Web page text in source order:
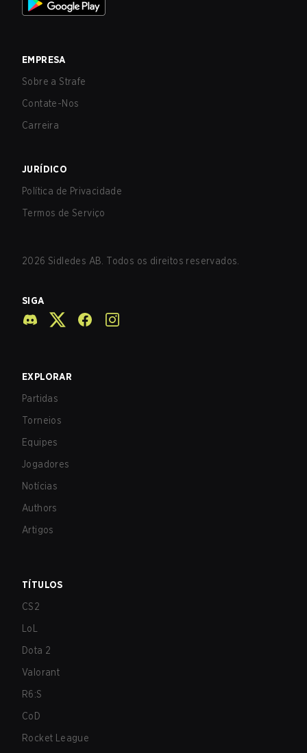
EMPRESA
Sobre a Strafe
Contate-Nos
Carreira
JURÍDICO
Política de Privacidade
Termos de Serviço
2026 Sidledes AB. Todos os direitos reservados.
SIGA
EXPLORAR
Partidas
Torneios
Equipes
Jogadores
Notícias
Authors
Artigos
TÍTULOS
CS2
LoL
Dota 2
Valorant
R6:S
CoD
Rocket League